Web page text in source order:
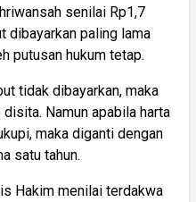
senilai Rp1,7
dibayarkan paling lama
putusan hukum tetap.
tidak dibayarkan, maka
Namun apabila harta
maka diganti dengan
satu tahun.
Hakim menilai terdakwa